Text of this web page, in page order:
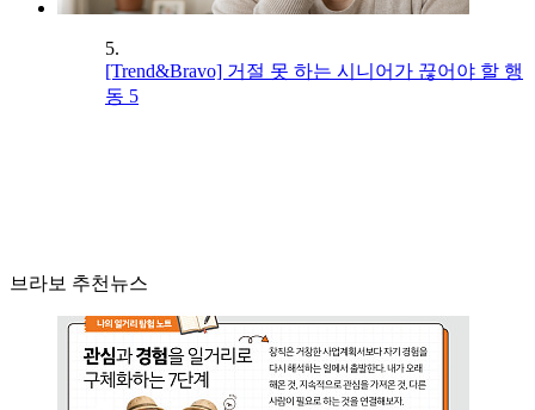
5.
[Trend&Bravo] 거절 못 하는 시니어가 끊어야 할 행
동 5
브라보 추천뉴스